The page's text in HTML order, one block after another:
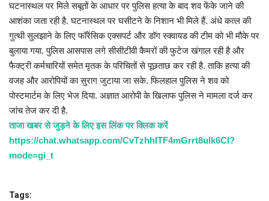
घटनास्थल पर मिले सबूतों के आधार पर पुलिस हत्या के बाद शव फेंके जाने की
आशंका जता रही है. घटनास्थल पर घसीटने के निशान भी मिले हैं. अंधे कत्ल की
गुत्थी सुलझाने के लिए फॉरेंसिक एक्सपर्ट और डॉग स्क्वायड की टीम को भी मौके पर
बुलाया गया. पुलिस आसपास लगे सीसीटीवी कैमरों की फुटेज खंगाल रही है और
फैक्ट्री कर्मचारियों समेत मृतक के परिचितों से पूछताछ कर रही है. ताकि हत्या की
वजह और आरोपियों का सुराग जुटाया जा सके. फिलहाल पुलिस ने शव को
पोस्टमार्टम के लिए भेज दिया. अज्ञात आरोपी के खिलाफ पुलिस ने मामला दर्ज कर
जांच तेज कर दी है.
ताजा खबर से जुड़ने के लिए इस लिंक पर क्लिक करें
https://chat.whatsapp.com/CvTzhhITF4mGrrt8ulk6CI?
mode=gi_t
Tags: